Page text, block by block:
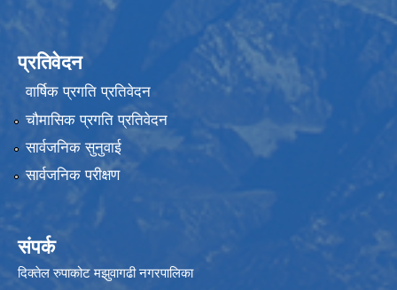
प्रतिवेदन
वार्षिक प्रगति प्रतिवेदन
चौमासिक प्रगति प्रतिवेदन
सार्वजनिक सुनुवाई
सार्वजनिक परीक्षण
संपर्क
दिक्तेल रुपाकोट मझुवागढी नगरपालिका